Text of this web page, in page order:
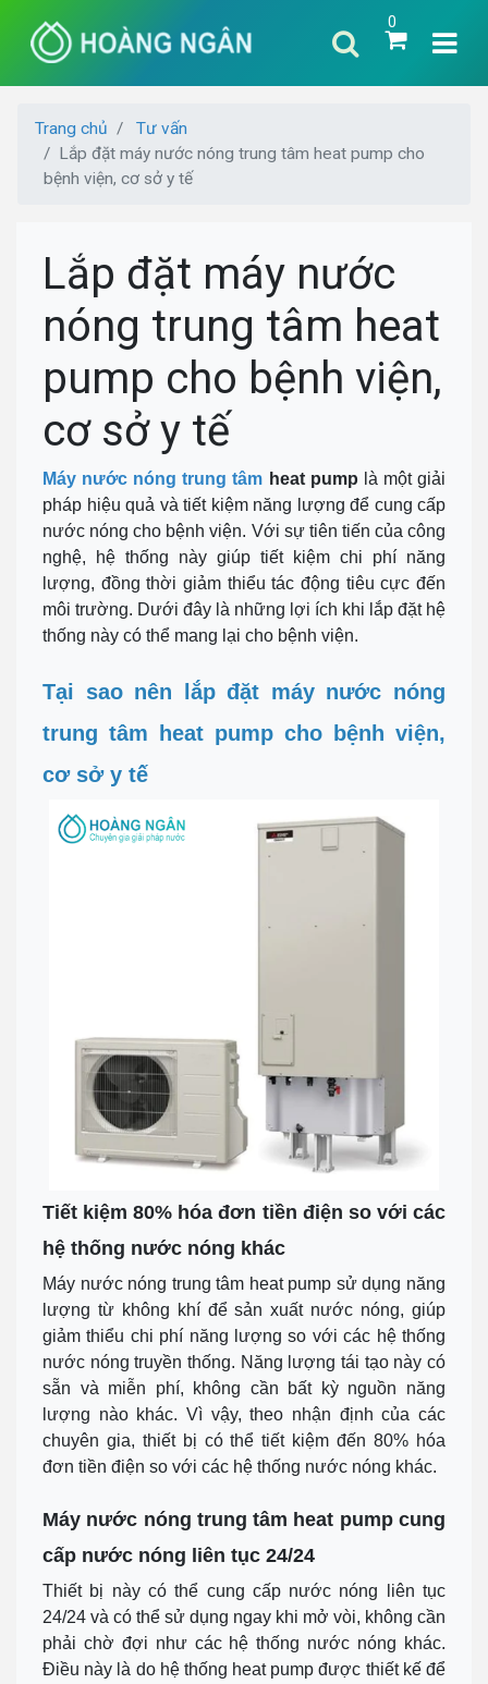
0
Trang chủ
Tư vấn
Lắp đặt máy nước nóng trung tâm heat pump cho
bệnh viện, cơ sở y tế
Lắp đặt máy nước
nóng trung tâm heat
pump cho bệnh viện,
cơ sở y tế
Máy nước nóng trung tâm heat pump là một giải
pháp hiệu quả và tiết kiệm năng lượng để cung cấp
nước nóng cho bệnh viện. Với sự tiên tiến của công
nghệ, hệ thống này giúp tiết kiệm chi phí năng
lượng, đồng thời giảm thiểu tác động tiêu cực đến
môi trường. Dưới đây là những lợi ích khi lắp đặt hệ
thống này có thể mang lại cho bệnh viện.
Tại sao nên lắp đặt máy nước nóng
trung tâm heat pump cho bệnh viện,
cơ sở y tế
Tiết kiệm 80% hóa đơn tiền điện so với các
hệ thống nước nóng khác
Máy nước nóng trung tâm heat pump sử dụng năng
lượng từ không khí để sản xuất nước nóng, giúp
giảm thiểu chi phí năng lượng so với các hệ thống
nước nóng truyền thống. Năng lượng tái tạo này có
sẵn và miễn phí, không cần bất kỳ nguồn năng
lượng nào khác. Vì vậy, theo nhận định của các
chuyên gia, thiết bị có thể tiết kiệm đến 80% hóa
đơn tiền điện so với các hệ thống nước nóng khác.
Máy nước nóng trung tâm heat pump cung
cấp nước nóng liên tục 24/24
Thiết bị này có thể cung cấp nước nóng liên tục
24/24 và có thể sử dụng ngay khi mở vòi, không cần
phải chờ đợi như các hệ thống nước nóng khác.
Điều này là do hệ thống heat pump được thiết kế để